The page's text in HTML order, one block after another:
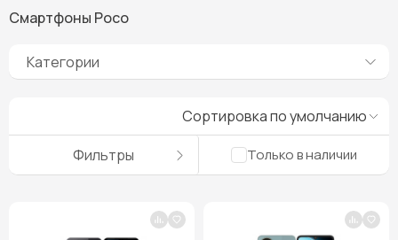
Смартфоны Poco
Категории
Сортировка по умолчанию
Фильтры
Только в наличии